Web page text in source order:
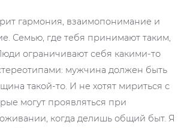
гармония, взаимопонимание и
Семью, где тебя принимают таким,
ограничивают себя какими-то
мужчина должен быть
такой-то. И не хотят мириться с
могут проявляться при
когда делишь общий быт. Я